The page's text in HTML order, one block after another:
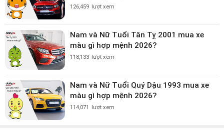
126,459 lượt xem
Nam và Nữ Tuổi Tân Tỵ 2001 mua xe
màu gì hợp mệnh 2026?
118,133 lượt xem
Nam và Nữ Tuổi Quý Dậu 1993 mua xe
màu gì hợp mệnh 2026?
114,071 lượt xem